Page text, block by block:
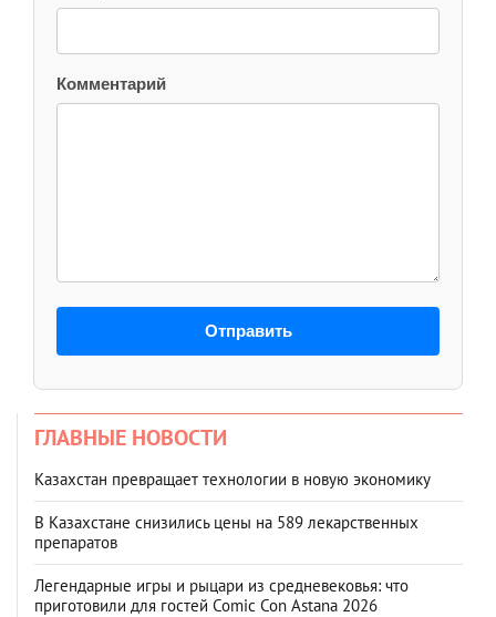
Комментарий
Отправить
ГЛАВНЫЕ НОВОСТИ
Казахстан превращает технологии в новую экономику
В Казахстане снизились цены на 589 лекарственных
препаратов
Легендарные игры и рыцари из средневековья: что
приготовили для гостей Comic Con Astana 2026